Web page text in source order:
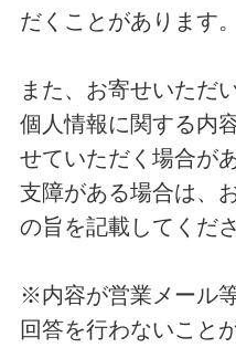
だくことがあります。
また、お寄せいただ
個人情報に関する内
せていただく場合が
支障がある場合は、
の旨を記載してくださ
※内容が営業メール
回答を行わないこと